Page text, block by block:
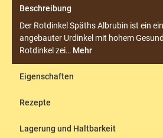
Beschreibung
Der Rotdinkel Späths Albrubin ist ein
angebauter Urdinkel mit hohem
Rotdinkel zei… Mehr
Eigenschaften
Rezepte
Lagerung und Haltbarkeit